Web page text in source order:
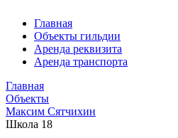
Главная
Объекты гильдии
Аренда реквизита
Аренда транспорта
Главная
Объекты
Максим Сятчихин
Школа 18